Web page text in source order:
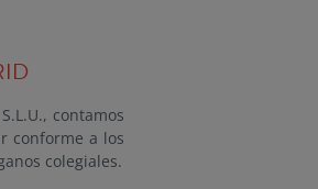
contamos
conforme a los
colegiales.